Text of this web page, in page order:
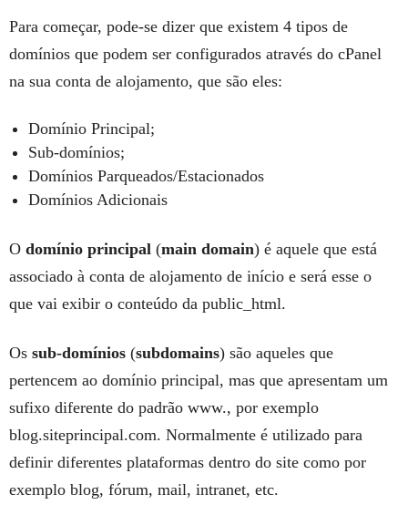
Para começar, pode-se dizer que existem 4 tipos de
domínios que podem ser configurados através do cPanel
na sua conta de alojamento, que são eles:
Domínio Principal;
Sub-domínios;
Domínios Parqueados/Estacionados
Domínios Adicionais
O domínio principal (main domain) é aquele que está
associado à conta de alojamento de início e será esse o
que vai exibir o conteúdo da public_html.
Os sub-domínios (subdomains) são aqueles que
pertencem ao domínio principal, mas que apresentam um
sufixo diferente do padrão www., por exemplo
blog.siteprincipal.com. Normalmente é utilizado para
definir diferentes plataformas dentro do site como por
exemplo blog, fórum, mail, intranet, etc.